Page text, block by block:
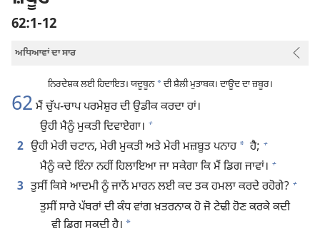
62:1-12
ਅਧਿਆਵਾਂ ਦਾ ਸਾਰ
ਨਿਰਦੇਸ਼ਕ ਲਈ ਹਿਦਾਇਤ। ਯਦੂਥੂਨ *ਦੀ ਸ਼ੈਲੀ ਮੁਤਾਬਕ। ਦਾਊਦ ਦਾ ਜ਼ਬੂਰ।
62ਮੈਂ ਚੁੱਪ-ਚਾਪ ਪਰਮੇਸ਼ੁਰ ਦੀ ਉਡੀਕ ਕਰਦਾ ਹਾਂ।
ਉਹੀ ਮੈਨੂੰ ਮੁਕਤੀ ਦਿਵਾਏਗਾ। +
2 ਉਹੀ ਮੇਰੀ ਚਟਾਨ, ਮੇਰੀ ਮੁਕਤੀ ਅਤੇ ਮੇਰੀ ਮਜ਼ਬੂਤ ਪਨਾਹ * ਹੈ; +
ਮੈਨੂੰ ਕਦੇ ਇੰਨਾ ਨਹੀਂ ਹਿਲਾਇਆ ਜਾ ਸਕੇਗਾ ਕਿ ਮੈਂ ਡਿਗ ਜਾਵਾਂ। +
3 ਤੁਸੀਂ ਕਿਸੇ ਆਦਮੀ ਨੂੰ ਜਾਨੋਂ ਮਾਰਨ ਲਈ ਕਦ ਤਕ ਹਮਲਾ ਕਰਦੇ ਰਹੋਗੇ? +
ਤੁਸੀਂ ਸਾਰੇ ਪੱਥਰਾਂ ਦੀ ਕੰਧ ਵਾਂਗ ਖ਼ਤਰਨਾਕ ਹੋ ਜੋ ਟੇਢੀ ਹੋਣ ਕਰਕੇ ਕਦੀ
ਵੀ ਡਿਗ ਸਕਦੀ ਹੈ। *